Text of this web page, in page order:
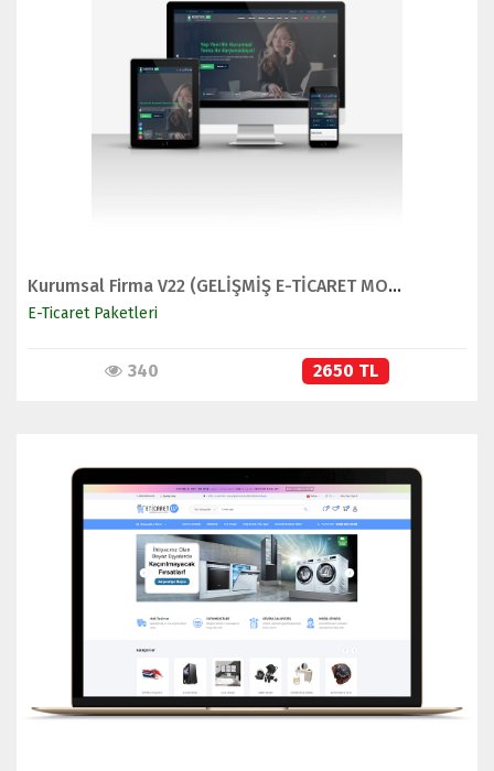
İNCELE
SATIN AL
Kurumsal Firma V22 (GELİŞMİŞ E-TİCARET MODÜLLÜ Tüm Sektörlere Uygundur - Yeni Dil Sistemli)
E-Ticaret Paketleri
340 2650 TL
İNCELE
SATIN AL